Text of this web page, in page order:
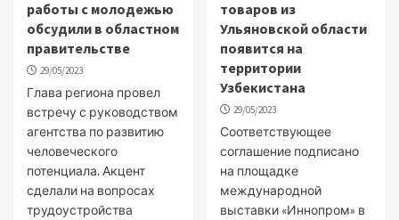
работы с молодежью
обсудили в областном
правительстве
29/05/2023
Глава региона провел
встречу с руководством
агентства по развитию
человеческого
потенциала. Акцент
сделали на вопросах
трудоустройства
товаров из
Ульяновской области
появится на
территории
Узбекистана
29/05/2023
Соответствующее
соглашение подписано
на площадке
международной
выставки «Иннопром» в